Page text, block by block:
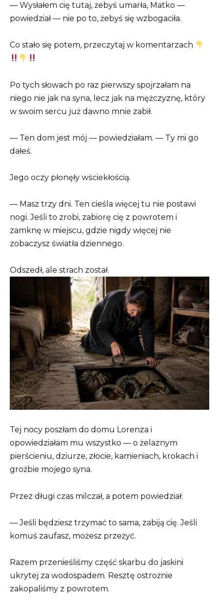
— Wysłałem cię tutaj, żebyś umarła, Matko —
powiedział — nie po to, żebyś się wzbogaciła.
Co stało się potem, przeczytaj w komentarzach
Po tych słowach po raz pierwszy spojrzałam na
niego nie jak na syna, lecz jak na mężczyznę, który
w swoim sercu już dawno mnie zabił.
— Ten dom jest mój — powiedziałam. — Ty mi go
dałeś.
Jego oczy płonęły wściekłością.
— Masz trzy dni. Ten cieśla więcej tu nie postawi
nogi. Jeśli to zrobi, zabiorę cię z powrotem i
zamknę w miejscu, gdzie nigdy więcej nie
zobaczysz światła dziennego.
Odszedł, ale strach został.
Tej nocy poszłam do domu Lorenza i
opowiedziałam mu wszystko — o żelaznym
pierścieniu, dziurze, złocie, kamieniach, krokach i
groźbie mojego syna.
Przez długi czas milczał, a potem powiedział:
— Jeśli będziesz trzymać to sama, zabiją cię. Jeśli
komuś zaufasz, możesz przeżyć.
Razem przenieśliśmy część skarbu do jaskini
ukrytej za wodospadem. Resztę ostrożnie
zakopaliśmy z powrotem.